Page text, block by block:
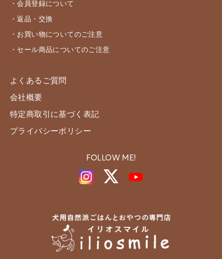
・会員登録について
・返品・交換
・お買い物についてのご注意
・セール商品についてのご注意
よくあるご質問
会社概要
特定商取引に基づく表記
プライバシーポリシー
FOLLOW ME!